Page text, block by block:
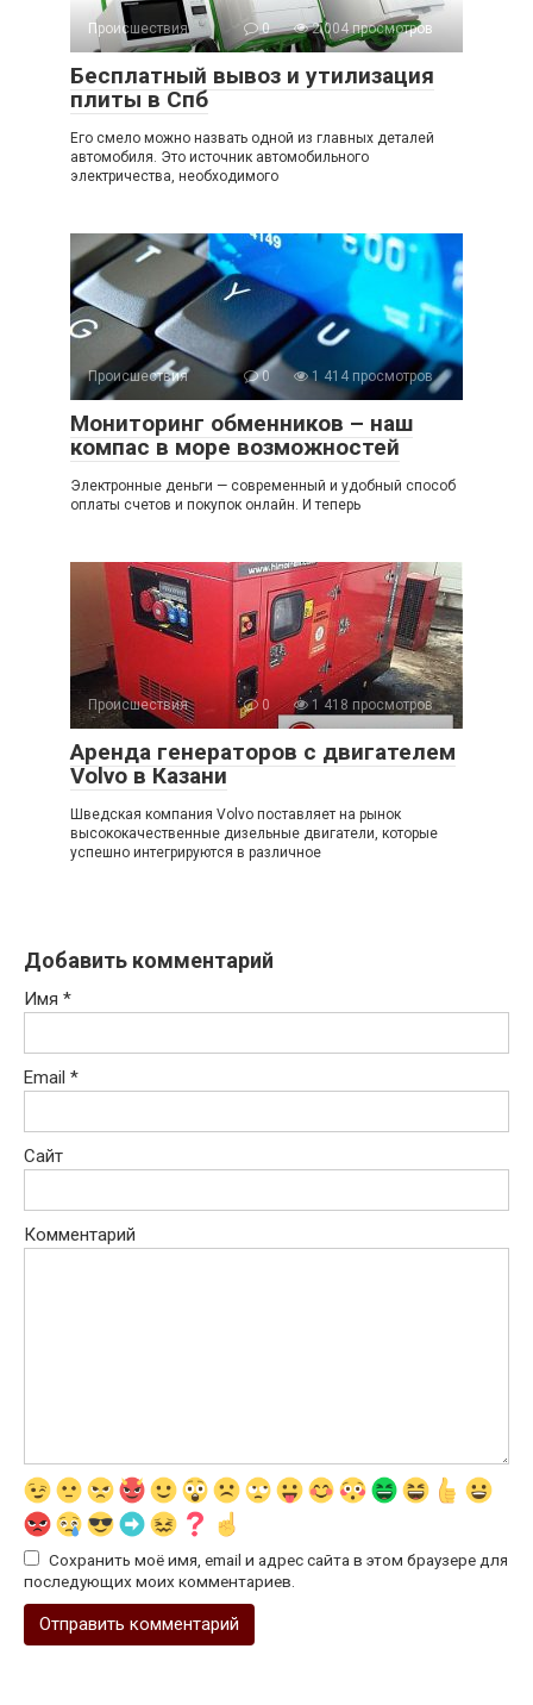
Происшествия 0 2 004 просмотров
Бесплатный вывоз и утилизация
плиты в Спб
Его смело можно назвать одной из главных деталей
автомобиля. Это источник автомобильного
электричества, необходимого
Происшествия 0 1 414 просмотров
Мониторинг обменников – наш
компас в море возможностей
Электронные деньги — современный и удобный способ
оплаты счетов и покупок онлайн. И теперь
Происшествия 0 1 418 просмотров
Аренда генераторов с двигателем
Volvo в Казани
Шведская компания Volvo поставляет на рынок
высококачественные дизельные двигатели, которые
успешно интегрируются в различное
Добавить комментарий
Имя *
Email *
Сайт
Комментарий
Сохранить моё имя, email и адрес сайта в этом браузере для
последующих моих комментариев.